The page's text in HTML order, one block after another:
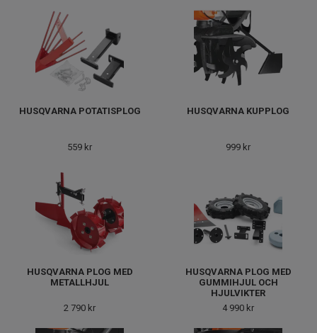
HUSQVARNA POTATISPLOG
559 kr
HUSQVARNA KUPPLOG
999 kr
HUSQVARNA PLOG MED
METALLHJUL
2 790 kr
HUSQVARNA PLOG MED
GUMMIHJUL OCH
HJULVIKTER
4 990 kr